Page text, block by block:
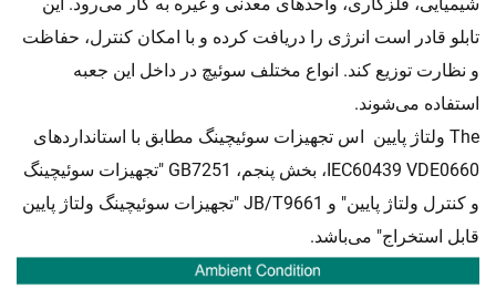
تابلو قادر است انرژی را دریافت کرده و با امکان کنترل، حفاظت
و نظارت توزیع کند. انواع مختلف سوئیچ در داخل این جعبه
استفاده می‌شوند.
The ولتاژ پایین اس تجهیزات سوئیچینگ مطابق با استانداردهای
IEC60439 VDE0660، بخش پنجم، GB7251 "تجهیزات سوئیچینگ
و کنترل ولتاژ پایین" و JB/T9661 "تجهیزات سوئیچینگ ولتاژ پایین
قابل استخراج" می‌باشد.